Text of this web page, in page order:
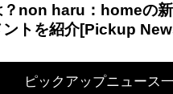
？non haru：homeの
ントを紹介
ピックアップニュース